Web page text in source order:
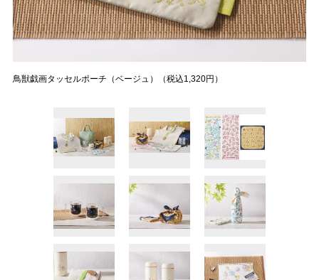
鳥獣戯画タッセルポーチ（ベージュ）（税込1,320円）